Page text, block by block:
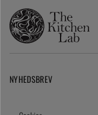
NYHEDSBREV